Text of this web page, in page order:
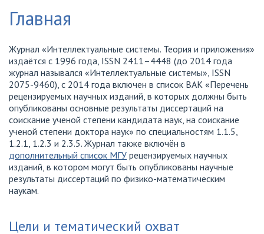
Главная
Журнал «Интеллектуальные системы. Теория и приложения»
издаётся с 1996 года, ISSN 2411–4448 (до 2014 года
журнал назывался «Интеллектуальные системы», ISSN
2075-9460), с 2014 года включен в список ВАК «Перечень
рецензируемых научных изданий, в которых должны быть
опубликованы основные результаты диссертаций на
соискание ученой степени кандидата наук, на соискание
ученой степени доктора наук» по специальностям 1.1.5,
1.2.1, 1.2.3 и 2.3.5. Журнал также включён в
дополнительный список МГУ рецензируемых научных
изданий, в котором могут быть опубликованы научные
результаты диссертаций по физико-математическим
наукам.
Цели и тематический охват